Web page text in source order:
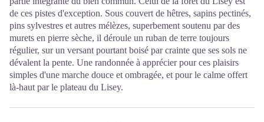
de ces pistes d'exception. Sous couvert de hêtres, sapins pectinés,
pins sylvestres et autres mélèzes, superbement soutenu par des
murets en pierre sèche, il déroule un ruban de terre toujours
régulier, sur un versant pourtant boisé par crainte que ses sols ne
dévalent la pente. Une randonnée à apprécier pour ces plaisirs
simples d'une marche douce et ombragée, et pour le calme offert
là-haut par le plateau du Lisey.